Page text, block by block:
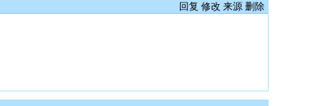
回复 修改 来源 删除